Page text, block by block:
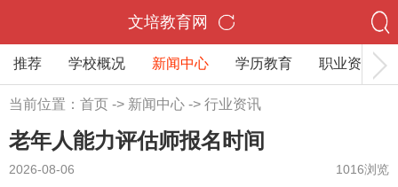
文培教育网
推荐 学校概况 新闻中心 学历教育 职业资格
当前位置： 首页 -> 新闻中心 -> 行业资讯
老年人能力评估师报名时间
2026-08-06 1016浏览